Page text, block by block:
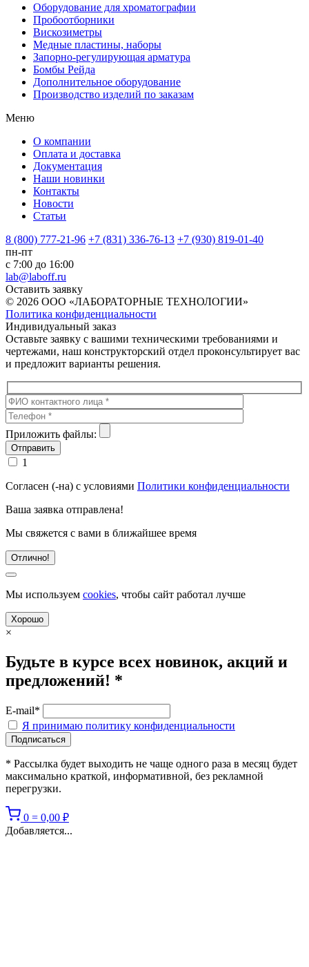
Оборудование для хроматографии
Пробоотборники
Вискозиметры
Медные пластины, наборы
Запорно-регулирующая арматура
Бомбы Рейда
Дополнительное оборудование
Производство изделий по заказам
Меню
О компании
Оплата и доставка
Документация
Наши новинки
Контакты
Новости
Статьи
8 (800) 777-21-96 +7 (831) 336-76-13 +7 (930) 819-01-40
пн-пт
с 7:00 до 16:00
lab@laboff.ru
Оставить заявку
© 2026 ООО «ЛАБОРАТОРНЫЕ ТЕХНОЛОГИИ»
Политика конфиденциальности
Индивидуальный заказ
Оставьте заявку с вашими техническими требованиями и
чертежами, наш конструкторский отдел проконсультирует вас
и предложит варианты решения.
Приложить файлы:
1
Согласен (-на) с условиями Политики конфиденциальности
Ваша заявка отправлена!
Мы свяжется с вами в ближайшее время
Отлично!
Мы используем cookies, чтобы сайт работал лучше
Хорошо
×
Будьте в курсе всех новинок, акций и
предложений! *
E-mail*
Я принимаю политику конфиденциальности
* Рассылка будет выходить не чаще одного раза в месяц будет
максимально краткой, информативной, без рекламной
перегрузки.
0 = 0,00 ₽
Добавляется...